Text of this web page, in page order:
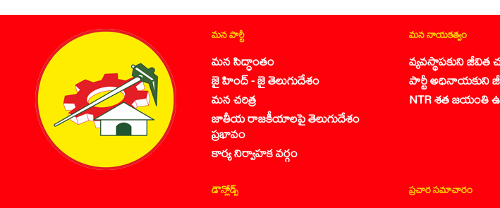
మన పార్టీ
మన సిద్ధాంతం
జై హింద్ - జై తెలుగుదేశం
మన చరిత్ర
జాతీయ రాజకీయాలపై తెలుగుదేశం
ప్రభావం
కార్య నిర్వాహక వర్గం
మన నాయకత్వం
వ్యవస్థాపకుని జీవిత
పార్టీ అధినాయకుని
NTR శత జయంతి
డౌన్లోడ్స్ ప్రచార సమాచారం